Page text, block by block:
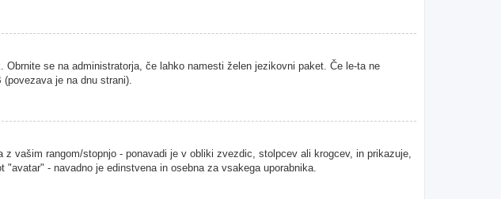
se na administratorja, če lahko namesti želen jezikovni paket. Če le-ta ne
je na dnu strani).
vašim rangom/stopnjo - ponavadi je v obliki zvezdic, stolpcev ali krogcev, in prikazuje,
- navadno je edinstvena in osebna za vsakega uporabnika.